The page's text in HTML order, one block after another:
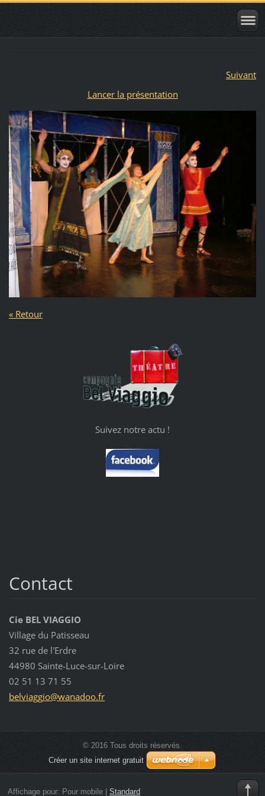
Suivant
Lancer la présentation
« Retour
Suivez notre actu !
Contact
Cie BEL VIAGGIO
Village du Patisseau
32 rue de l'Erdre
44980 Sainte-Luce-sur-Loire
02 51 13 71 55
belviaggio@wanadoo.fr
© 2016 Tous droits réservés.
Créer un site internet gratuit
Affichage pour: Pour mobile| Standard